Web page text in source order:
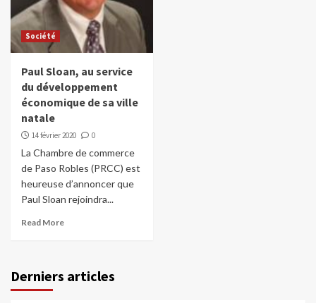
Société
Paul Sloan, au service
du développement
économique de sa ville
natale
14 février 2020 0
La Chambre de commerce
de Paso Robles (PRCC) est
heureuse d’annoncer que
Paul Sloan rejoindra...
Read More
Derniers articles